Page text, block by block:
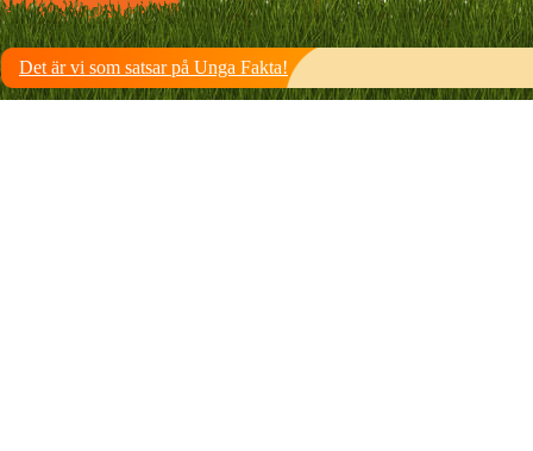
Det är vi som satsar på Unga Fakta!